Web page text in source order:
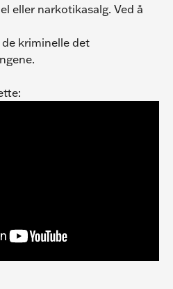
eller narkotikasalg. Ved å
kriminelle det